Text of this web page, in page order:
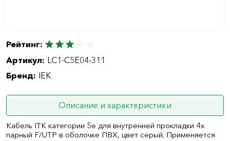
Рейтинг:
Артикул: LC1-C5E04-311
Бренд: IEK
Описание и характеристики
Кабель ITK категории 5е для внутренней прокладки 4х
парный F/UTP в оболочке ПВХ, цвет серый. Применяется